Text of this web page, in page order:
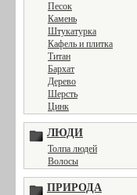
Песок
Камень
Штукатурка
Кафель и плитка
Титан
Бархат
Дерево
Шерсть
Цинк
ЛЮДИ
Толпа людей
Волосы
ПРИРОДА